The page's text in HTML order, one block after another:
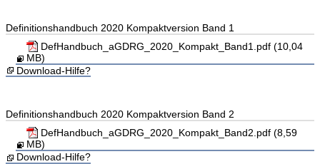
Definitionshandbuch 2020 Kompaktversion Band 1
DefHandbuch_aGDRG_2020_Kompakt_Band1.pdf (10,04
MB)
Download-Hilfe?
Definitionshandbuch 2020 Kompaktversion Band 2
DefHandbuch_aGDRG_2020_Kompakt_Band2.pdf (8,59
MB)
Download-Hilfe?